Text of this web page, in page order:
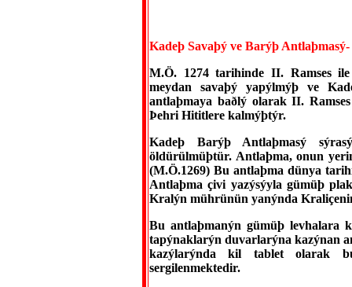
Kadeþ Savaþý ve Barýþ Antlaþmasý-
M.Ö. 1274 tarihinde II. Ramses
meydan savaþý yapýlmýþ ve
antlaþmaya baðlý olarak II.
Þehri Hititlere kalmýþtýr.
Kadeþ Barýþ Antlaþmasý
öldürülmüþtür. Antlaþma, onun
(M.Ö.1269) Bu antlaþma dünya
Antlaþma çivi yazýsýyla gümüþ
Kralýn mührünün yanýnda
Bu antlaþmanýn gümüþ levhalara
tapýnaklarýn duvarlarýna kazýnan
kazýlarýnda kil tablet olarak
sergilenmektedir.